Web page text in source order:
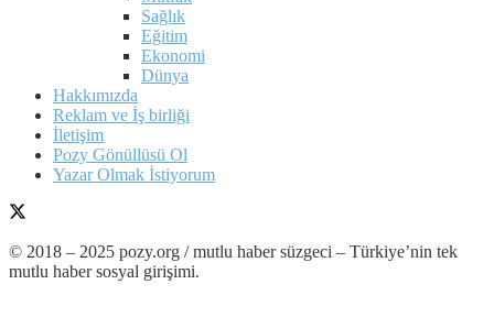
Sağlık
Eğitim
Ekonomi
Dünya
Hakkımızda
Reklam ve İş birliği
İletişim
Pozy Gönüllüsü Ol
Yazar Olmak İstiyorum
© 2018 – 2025 pozy.org / mutlu haber süzgeci – Türkiye’nin tek
mutlu haber sosyal girişimi.